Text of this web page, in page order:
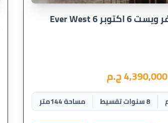
كمبوند ايفر ويست 6 اكتوبر Ever West 6
4,390,000 ج.م
8 سنوات تقسيط مساحة 144متر